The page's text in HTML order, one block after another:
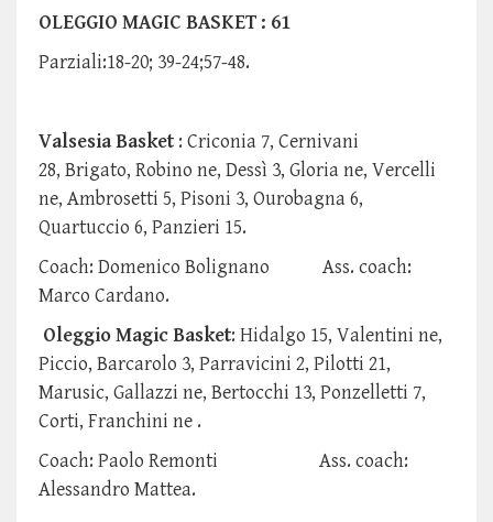
OLEGGIO MAGIC BASKET : 61
Parziali:18-20; 39-24;57-48.
Valsesia Basket : Criconia 7, Cernivani
28, Brigato, Robino ne, Dessì 3, Gloria ne, Vercelli
ne, Ambrosetti 5, Pisoni 3, Ourobagna 6,
Quartuccio 6, Panzieri 15.
Coach: Domenico Bolignano Ass. coach:
Marco Cardano.
Oleggio Magic Basket: Hidalgo 15, Valentini ne,
Piccio, Barcarolo 3, Parravicini 2, Pilotti 21,
Marusic, Gallazzi ne, Bertocchi 13, Ponzelletti 7,
Corti, Franchini ne .
Coach: Paolo Remonti Ass. coach:
Alessandro Mattea.